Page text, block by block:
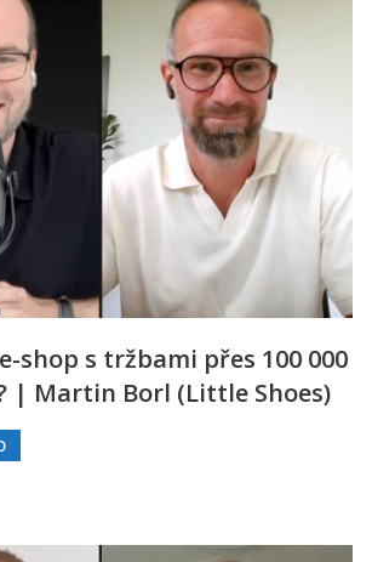
shop s tržbami přes 100 000
| Martin Borl (Little Shoes)